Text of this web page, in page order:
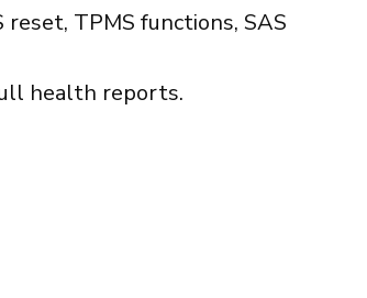
TPMS functions, SAS
health reports.